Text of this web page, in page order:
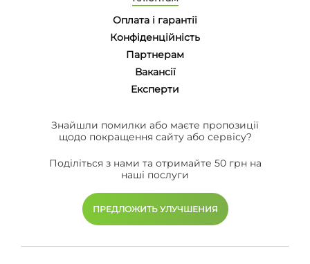
Оплата і гарантії
Конфіденційність
Партнерам
Вакансії
Eксперти
Знайшли помилки або маєте пропозиції
щодо покращення сайту або сервісу?
Поділіться з нами та отримайте 50 грн на
наші послуги
ПРЕДЛОЖИТЬ УЛУЧШЕНИЯ